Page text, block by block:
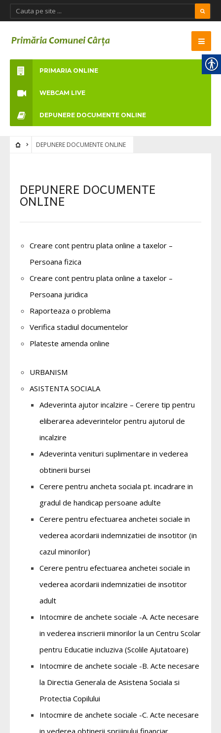
PRIMARIA ONLINE
WEBCAM LIVE
DEPUNERE DOCUMENTE ONLINE
DEPUNERE DOCUMENTE ONLINE
DEPUNERE DOCUMENTE
ONLINE
Creare cont pentru plata online a taxelor –
Persoana fizica
Creare cont pentru plata online a taxelor –
Persoana juridica
Raporteaza o problema
Verifica stadiul documentelor
Plateste amenda online
URBANISM
ASISTENTA SOCIALA
Adeverinta ajutor incalzire – Cerere tip pentru
eliberarea adeverintelor pentru ajutorul de
incalzire
Adeverinta venituri suplimentare in vederea
obtinerii bursei
Cerere pentru ancheta sociala pt. incadrare in
gradul de handicap persoane adulte
Cerere pentru efectuarea anchetei sociale in
vederea acordarii indemnizatiei de insotitor (in
cazul minorilor)
Cerere pentru efectuarea anchetei sociale in
vederea acordarii indemnizatiei de insotitor
adult
Intocmire de anchete sociale -A. Acte necesare
in vederea inscrierii minorilor la un Centru Scolar
pentru Educatie incluziva (Scolile Ajutatoare)
Intocmire de anchete sociale -B. Acte necesare
la Directia Generala de Asistena Sociala si
Protectia Copilului
Intocmire de anchete sociale -C. Acte necesare